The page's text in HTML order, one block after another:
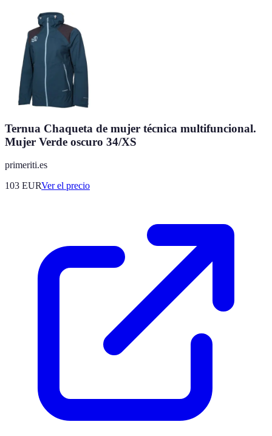
Ternua Chaqueta de mujer técnica multifuncional.
Mujer Verde oscuro 34/XS
primeriti.es
103 EURVer el precio